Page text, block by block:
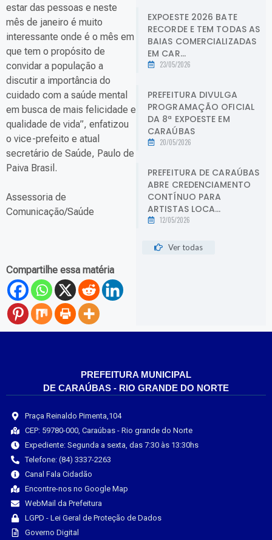
estar das pessoas e neste
mês de janeiro é muito
interessante onde é o mês em
que tem o propósito de
convidar a população a
discutir a importância do
cuidado com a saúde mental
em busca de mais felicidade e
qualidade de vida”, enfatizou
o vice-prefeito e atual
secretário de Saúde, Paulo de
Paiva Brasil.
Assessoria de
Comunicação/Saúde
Compartilhe essa matéria
EXPOESTE 2026 BATE
RECORDE E TEM TODAS AS
BAIAS COMERCIALIZADAS
EM CAR...
23/05/2026
PREFEITURA DIVULGA
PROGRAMAÇÃO OFICIAL
DA 8ª EXPOESTE EM
CARAÚBAS
20/05/2026
PREFEITURA DE CARAÚBAS
ABRE CREDENCIAMENTO
CONTÍNUO PARA
ARTISTAS LOCA...
12/05/2026
Ver todas
PREFEITURA MUNICIPAL
DE CARAÚBAS - RIO GRANDE DO NORTE
Praça Reinaldo Pimenta,104
CEP: 59780-000, Caraúbas - Rio grande do Norte
Expediente: Segunda a sexta, das 7:30 às 13:30hs
Telefone: (84) 3337-2263
Canal Fala Cidadão
Encontre-nos no Google Map
WebMail da Prefeitura
LGPD - Lei Geral de Proteção de Dados
Governo Digital